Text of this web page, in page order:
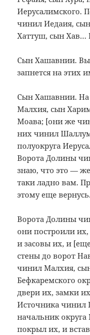
Иерусалимского.
чинил Иедаия,
Хаттуш, сын Хав…
Сын Хашавнии. Вы
запнется на этих
Сын Хашавнии. На
Малхия, сын
Моава; [они же
них чинил
полуокруга
Ворота Долины
знаю, что это —
таки ладно вам.
этому еще вернусь.
Ворота Долины
они построили
и засовы их, и
стены до ворот
чинил Малхия,
Бефкаремского
двери их, замки
Источника чинил
начальник
покрыл их, и